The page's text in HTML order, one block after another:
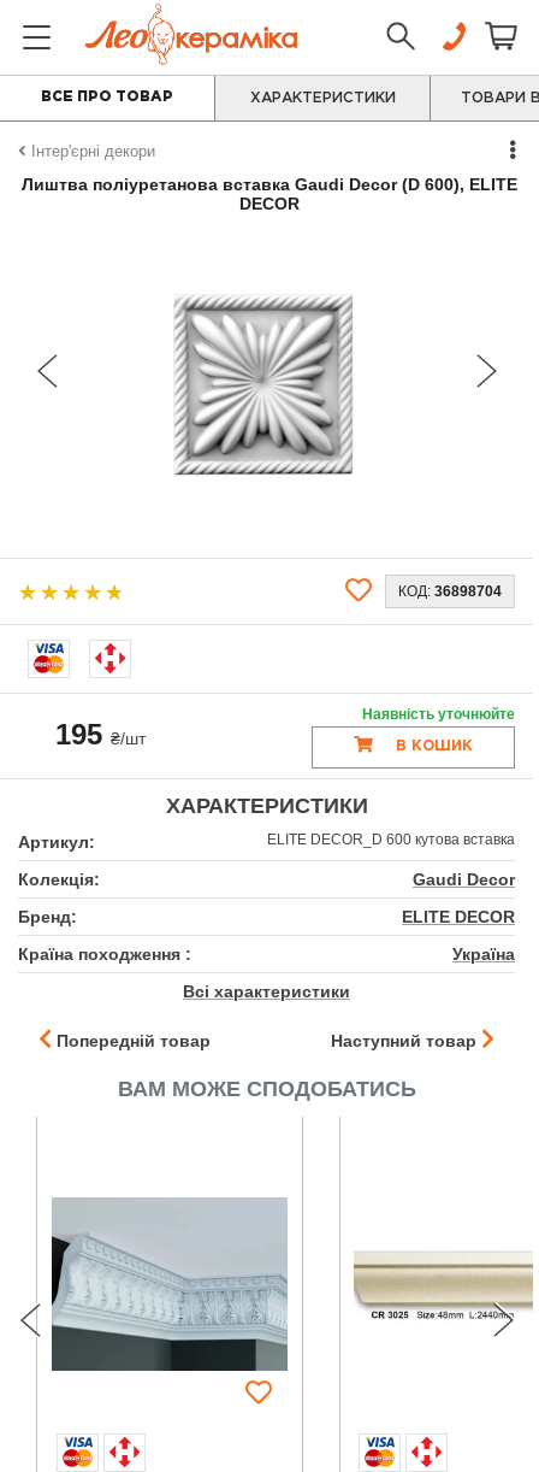
ВСЕ ПРО ТОВАР ХАРАКТЕРИСТИКИ ТОВАРИ В
Інтер'єрні декори
Лиштва поліуретанова вставка Gaudi Decor (D 600), ELITE
DECOR
КОД: 36898704
195₴/шт
Наявність уточнюйте
В КОШИК
ХАРАКТЕРИСТИКИ
Артикул: ELITE DECOR_D 600 кутова вставка
Колекція:
Gaudi Decor
Бренд:
ELITE DECOR
Країна походження :
Україна
Всі характеристики
Попередній товар Наступний товар
ВАМ МОЖЕ СПОДОБАТИСЬ